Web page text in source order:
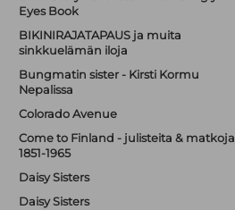
Eyes Book
BIKINIRAJATAPAUS ja muita
sinkkuelämän iloja
Bungmatin sister - Kirsti Kormu
Nepalissa
Colorado Avenue
Come to Finland - julisteita & matkoja
1851-1965
Daisy Sisters
Daisy Sisters